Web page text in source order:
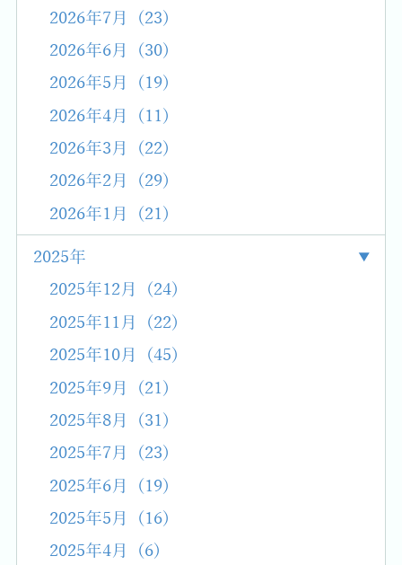
2026年7月 (23)
2026年6月 (30)
2026年5月 (19)
2026年4月 (11)
2026年3月 (22)
2026年2月 (29)
2026年1月 (21)
2025年
2025年12月 (24)
2025年11月 (22)
2025年10月 (45)
2025年9月 (21)
2025年8月 (31)
2025年7月 (23)
2025年6月 (19)
2025年5月 (16)
2025年4月 (6)